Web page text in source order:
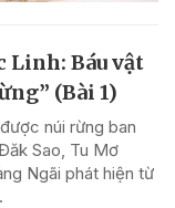
Linh: Báu vật
(Bài 1)
núi rừng ban
Sao, Tu Mơ
Ngãi phát hiện từ